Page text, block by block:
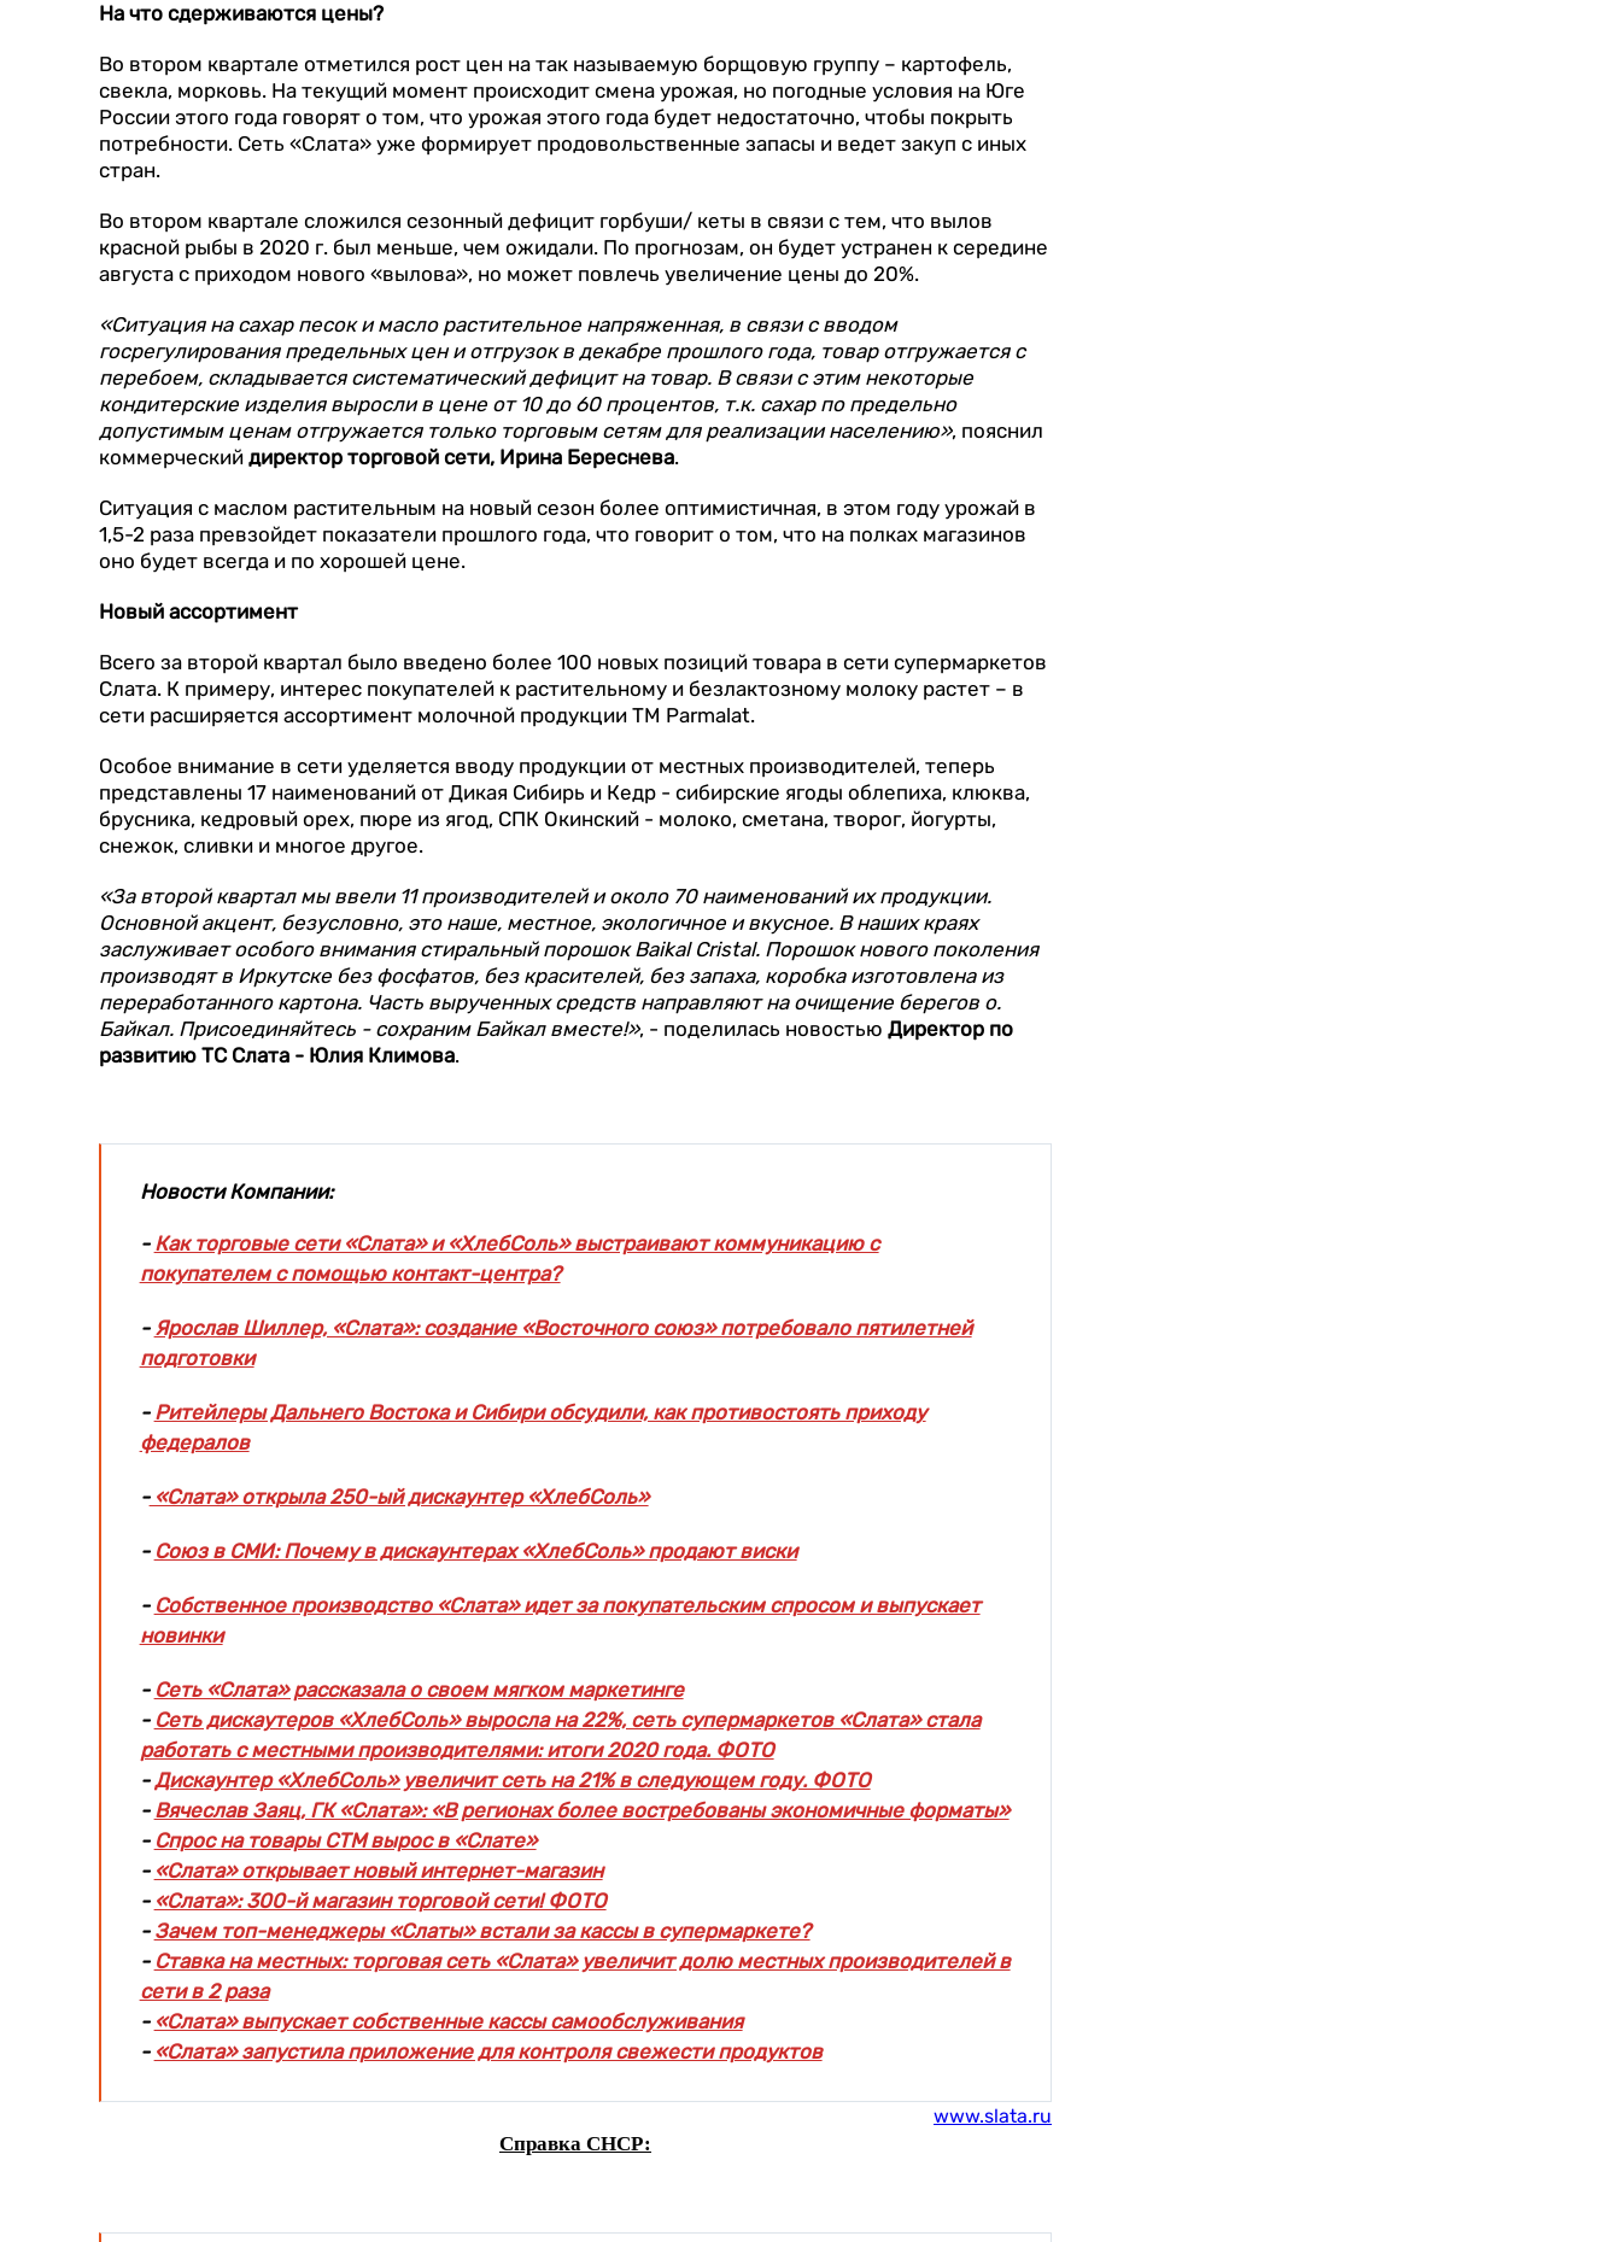
На что сдерживаются цены?
Во втором квартале отметился рост цен на так называемую борщовую группу – картофель,
свекла, морковь. На текущий момент происходит смена урожая, но погодные условия на Юге
России этого года говорят о том, что урожая этого года будет недостаточно, чтобы покрыть
потребности. Сеть «Слата» уже формирует продовольственные запасы и ведет закуп с иных
стран.
Во втором квартале сложился сезонный дефицит горбуши/ кеты в связи с тем, что вылов
красной рыбы в 2020 г. был меньше, чем ожидали. По прогнозам, он будет устранен к середине
августа с приходом нового «вылова», но может повлечь увеличение цены до 20%.
«Ситуация на сахар песок и масло растительное напряженная, в связи с вводом
госрегулирования предельных цен и отгрузок в декабре прошлого года, товар отгружается с
перебоем, складывается систематический дефицит на товар. В связи с этим некоторые
кондитерские изделия выросли в цене от 10 до 60 процентов, т.к. сахар по предельно
допустимым ценам отгружается только торговым сетям для реализации населению», пояснил
коммерческий директор торговой сети, Ирина Береснева.
Ситуация с маслом растительным на новый сезон более оптимистичная, в этом году урожай в
1,5-2 раза превзойдет показатели прошлого года, что говорит о том, что на полках магазинов
оно будет всегда и по хорошей цене.
Новый ассортимент
Всего за второй квартал было введено более 100 новых позиций товара в сети супермаркетов
Слата. К примеру, интерес покупателей к растительному и безлактозному молоку растет – в
сети расширяется ассортимент молочной продукции ТМ Parmalat.
Особое внимание в сети уделяется вводу продукции от местных производителей, теперь
представлены 17 наименований от Дикая Сибирь и Кедр - сибирские ягоды облепиха, клюква,
брусника, кедровый орех, пюре из ягод, СПК Окинский - молоко, сметана, творог, йогурты,
снежок, сливки и многое другое.
«За второй квартал мы ввели 11 производителей и около 70 наименований их продукции.
Основной акцент, безусловно, это наше, местное, экологичное и вкусное. В наших краях
заслуживает особого внимания стиральный порошок Baikal Cristal. Порошок нового поколения
производят в Иркутске без фосфатов, без красителей, без запаха, коробка изготовлена из
переработанного картона. Часть вырученных средств направляют на очищение берегов о.
Байкал. Присоединяйтесь - сохраним Байкал вместе!», - поделилась новостью Директор по
развитию ТС Слата - Юлия Климова.
Новости Компании:
- Как торговые сети «Слата» и «ХлебСоль» выстраивают коммуникацию с
покупателем с помощью контакт-центра?
- Ярослав Шиллер, «Слата»: создание «Восточного союз» потребовало пятилетней
подготовки
- Ритейлеры Дальнего Востока и Сибири обсудили, как противостоять приходу
федералов
-«Слата» открыла 250-ый дискаунтер «ХлебСоль»
- Союз в СМИ: Почему в дискаунтерах «ХлебСоль» продают виски
- Собственное производство «Слата» идет за покупательским спросом и выпускает
новинки
- Сеть «Слата» рассказала о своем мягком маркетинге
- Сеть дискаутеров «ХлебСоль» выросла на 22%, сеть супермаркетов «Слата» стала
работать с местными производителями: итоги 2020 года. ФОТО
-Дискаунтер «ХлебСоль» увеличит сеть на 21% в следующем году. ФОТО
- Вячеслав Заяц, ГК «Слата»: «В регионах более востребованы экономичные форматы»
- Спрос на товары СТМ вырос в «Слате»
- «Слата» открывает новый интернет-магазин
- «Слата»: 300-й магазин торговой сети! ФОТО
- Зачем топ-менеджеры «Слаты» встали за кассы в супермаркете?
- Ставка на местных: торговая сеть «Слата» увеличит долю местных производителей в
сети в 2 раза
- «Слата» выпускает собственные кассы самообслуживания
- «Слата» запустила приложение для контроля свежести продуктов
www.slata.ru
Справка СНСР: